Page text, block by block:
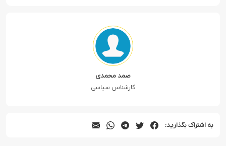
صمد محمدی
کارشناس سیاسی
به اشتراک بگذارید: